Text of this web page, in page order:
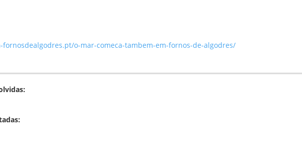
o-mar-comeca-tambem-em-fornos-de-algodres/